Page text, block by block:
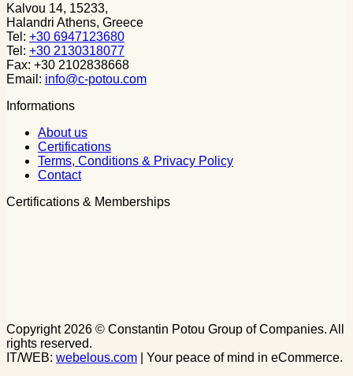
Kalvou 14, 15233,
Halandri Athens, Greece
Tel: +30 6947123680
Tel: +30 2130318077
Fax: +30 2102838668
Email: info@c-potou.com
Informations
About us
Certifications
Terms, Conditions & Privacy Policy
Contact
Certifications & Memberships
Copyright 2026 © Constantin Potou Group of Companies. All
rights reserved.
IT/WEB: webelous.com | Your peace of mind in eCommerce.